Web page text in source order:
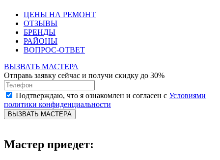
ЦЕНЫ НА РЕМОНТ
ОТЗЫВЫ
БРЕНДЫ
РАЙОНЫ
ВОПРОС-ОТВЕТ
ВЫЗВАТЬ МАСТЕРА
Отправь заявку сейчас и получи скидку до 30%
Подтверждаю, что я ознакомлен и согласен с Условиями
политики конфиденциальности
ВЫЗВАТЬ МАСТЕРА
Мастер приедет: